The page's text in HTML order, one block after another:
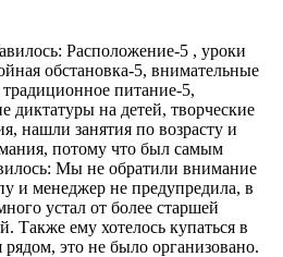
Расположение-5 , уроки
обстановка-5, внимательные
традиционное питание-5,
диктатуры на детей, творческие
нашли занятия по возрасту и
, потому что был самым
Мы не обратили внимание
и менеджер не предупредила, в
устал от более старшей
Также ему хотелось купаться в
рядом, это не было организовано.